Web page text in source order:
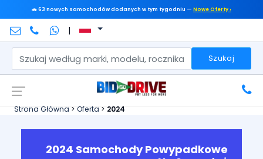
🚗 63 nowych samochodów dodanych w tym tygodniu — Nowe Oferty ›
|
Szukaj
Strona Główna > Oferta > 2024
2024 Samochody Powypadkowe